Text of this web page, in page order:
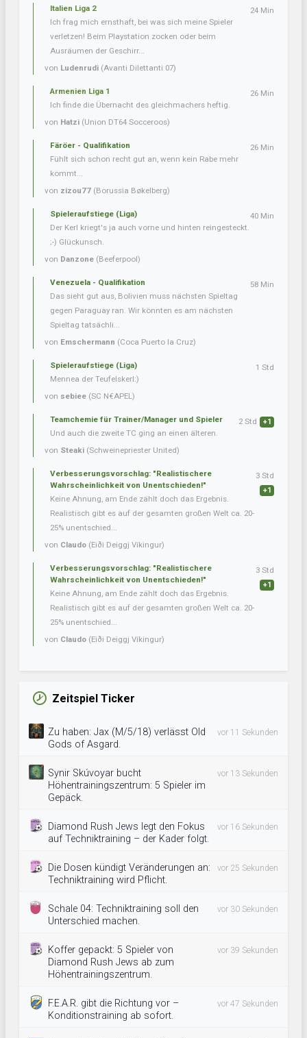
Italien Liga 2
Ich frag mich ernsthaft, bei was sich meine Spieler
verletzen! Beim Playstation zocken oder beim
Ausräumen der Geschirr...
von Ludenrudi (Avanti Dilettanti 07)
24 Min
Armenien Liga 1
Ich finde die Übernacht des gleichmachers heftig.
von Hatzi (Union DT64 Socceroos)
26 Min
Färöer - Qualifikation
Fühlt sich schon recht gut an, wenn kein Rabe mehr
kommt...
von zizou77 (Borussia Bøkelberg)
26 Min
Spieleraufstiege (Liga)
Der Kerl kriegt's ja auch vorne und hinten reingesteckt.
;-) Glückunsch.
von Danzone (Beeferpool)
40 Min
Venezuela - Qualifikation
Das sieht gut aus, Bolivien muss nächsten Spieltag
gegen Paraguay ran. Wir könnten es am nächsten
Spieltag tatsächli...
von Emschermann (Coca Puerto la Cruz)
58 Min
Spieleraufstiege (Liga)
Mennea der Teufelskerl:)
von sebiee (SC N€APEL)
1 Std
Teamchemie für Trainer/Manager und Spieler
Und auch die zweite TC ging an einen älteren.
von Steaki (Schweinepriester United)
2 Std +1
Verbesserungsvorschlag: "Realistischere
Wahrscheinlichkeit von Unentschieden!"
Keine Ahnung, am Ende zählt doch das Ergebnis.
Realistisch gibt es auf der gesamten großen Welt ca. 20-
25% unentschied...
von Claudo (Eiði Deiggj Víkingur)
3 Std
+1
Verbesserungsvorschlag: "Realistischere
Wahrscheinlichkeit von Unentschieden!"
Keine Ahnung, am Ende zählt doch das Ergebnis.
Realistisch gibt es auf der gesamten großen Welt ca. 20-
25% unentschied...
von Claudo (Eiði Deiggj Víkingur)
3 Std
+1
Zeitspiel Ticker
Zu haben: Jax (M/5/18) verlässt Old
Gods of Asgard.
vor 11 Sekunden
Synir Skúvoyar bucht
Höhentrainingszentrum: 5 Spieler im
Gepäck.
vor 13 Sekunden
Diamond Rush Jews legt den Fokus
auf Techniktraining – der Kader folgt.
vor 16 Sekunden
Die Dosen kündigt Veränderungen an:
Techniktraining wird Pflicht.
vor 25 Sekunden
Schale 04: Techniktraining soll den
Unterschied machen.
vor 30 Sekunden
Koffer gepackt: 5 Spieler von
Diamond Rush Jews ab zum
Höhentrainingszentrum.
vor 39 Sekunden
F.E.A.R. gibt die Richtung vor –
Konditionstraining ab sofort.
vor 47 Sekunden